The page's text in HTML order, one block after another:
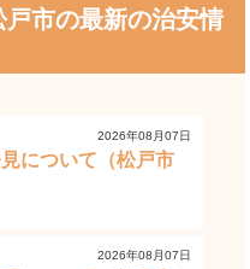
市の最新の治安情
2026年08月07日
について（松戸市
2026年08月07日